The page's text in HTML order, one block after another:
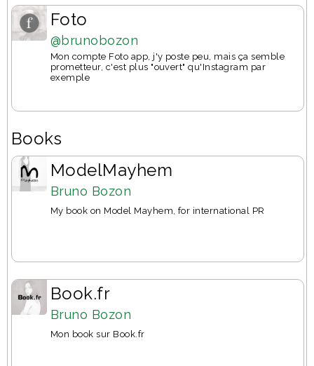
Foto
@brunobozon
Mon compte Foto app, j'y poste peu, mais ça semble
prometteur, c'est plus "ouvert" qu'Instagram par
exemple
Books
ModelMayhem
Bruno Bozon
My book on Model Mayhem, for international PR
Book.fr
Bruno Bozon
Mon book sur Book.fr